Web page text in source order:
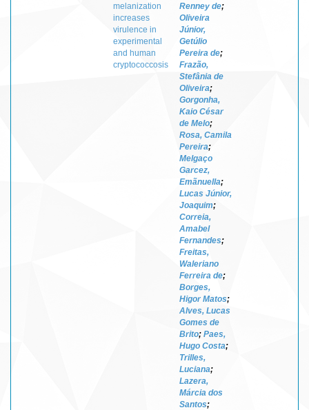
melanization
increases
virulence in
experimental
and human
cryptococcosis
Renney de;
Oliveira
Júnior,
Getúlio
Pereira de;
Frazão,
Stefânia de
Oliveira;
Gorgonha,
Kaio César
de Melo;
Rosa, Camila
Pereira;
Melgaço
Garcez,
Emãnuella;
Lucas Júnior,
Joaquim;
Correia,
Amabel
Fernandes;
Freitas,
Waleriano
Ferreira de;
Borges,
Higor Matos;
Alves, Lucas
Gomes de
Brito; Paes,
Hugo Costa;
Trilles,
Luciana;
Lazera,
Márcia dos
Santos;